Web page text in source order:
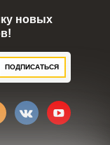
новых
ПОДПИСАТЬСЯ